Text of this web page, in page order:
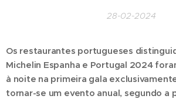
28-02-2024
Os restaurantes portugueses
Michelin Espanha e Portugal 2024
à noite na primeira gala
tornar-se um evento anual, segundo a